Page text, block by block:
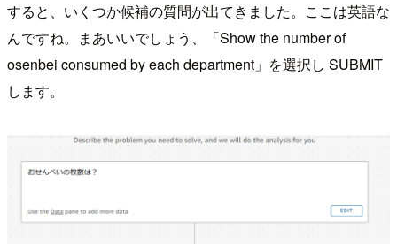
すると、いくつか候補の質問が出てきました。ここは英語な
んですね。まあいいでしょう、「Show the number of
osenbei consumed by each department」を選択し SUBMIT
します。